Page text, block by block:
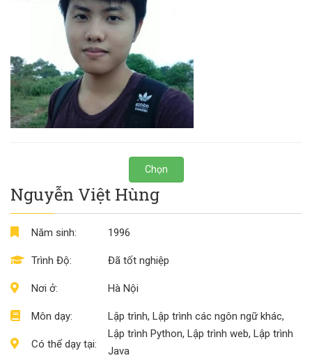
Chọn
Nguyễn Việt Hùng
Năm sinh:
Trình Độ:
Nơi ở:
Môn dạy:
Có thể dạy tại:
1996
Đã tốt nghiệp
Hà Nội
Lập trình, Lập trình các ngôn ngữ khác,
Lập trình Python, Lập trình web, Lập trình
Java